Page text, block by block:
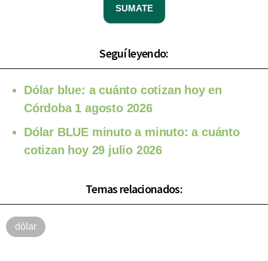
SUMATE
Seguí leyendo:
Dólar blue: a cuánto cotizan hoy en
Córdoba 1 agosto 2026
Dólar BLUE minuto a minuto: a cuánto
cotizan hoy 29 julio 2026
Temas relacionados:
dólar